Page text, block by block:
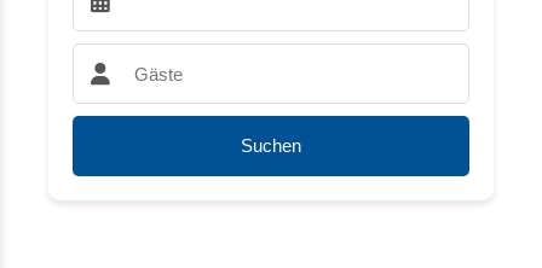
Abreise wählen:
Gäste:
Suchen